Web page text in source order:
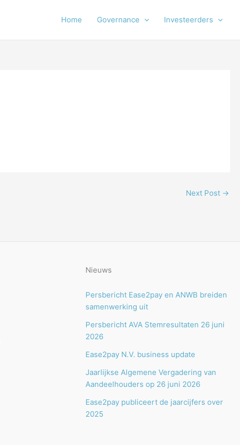
Home Governance Investeerders
Next Post →
Nieuws
Persbericht Ease2pay en ANWB breiden
samenwerking uit
Persbericht AVA Stemresultaten 26 juni
2026
Ease2pay N.V. business update
Jaarlijkse Algemene Vergadering van
Aandeelhouders op 26 juni 2026
Ease2pay publiceert de jaarcijfers over
2025